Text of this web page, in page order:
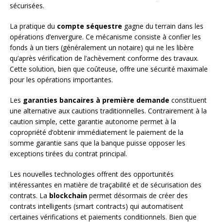
sécurisées.
La pratique du compte séquestre gagne du terrain dans les
opérations d’envergure. Ce mécanisme consiste à confier les
fonds à un tiers (généralement un notaire) qui ne les libère
qu’après vérification de l’achèvement conforme des travaux.
Cette solution, bien que coûteuse, offre une sécurité maximale
pour les opérations importantes.
Les garanties bancaires à première demande constituent
une alternative aux cautions traditionnelles. Contrairement à la
caution simple, cette garantie autonome permet à la
copropriété d’obtenir immédiatement le paiement de la
somme garantie sans que la banque puisse opposer les
exceptions tirées du contrat principal.
Les nouvelles technologies offrent des opportunités
intéressantes en matière de traçabilité et de sécurisation des
contrats. La blockchain permet désormais de créer des
contrats intelligents (smart contracts) qui automatisent
certaines vérifications et paiements conditionnels. Bien que